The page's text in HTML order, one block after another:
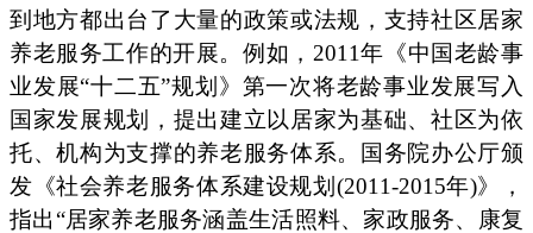
到地方都出台了大量的政策或法规，支持社区居家
养老服务工作的开展。例如，2011年《中国老龄事
业发展“十二五”规划》第一次将老龄事业发展写入
国家发展规划，提出建立以居家为基础、社区为依
托、机构为支撑的养老服务体系。国务院办公厅颁
发《社会养老服务体系建设规划(2011-2015年)》，
指出“居家养老服务涵盖生活照料、家政服务、康复